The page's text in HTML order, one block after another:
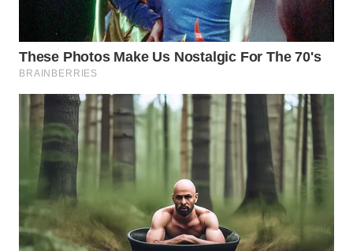
GORONTALO
WN
SULUT
MALUKU
WN
WN
DAIRI